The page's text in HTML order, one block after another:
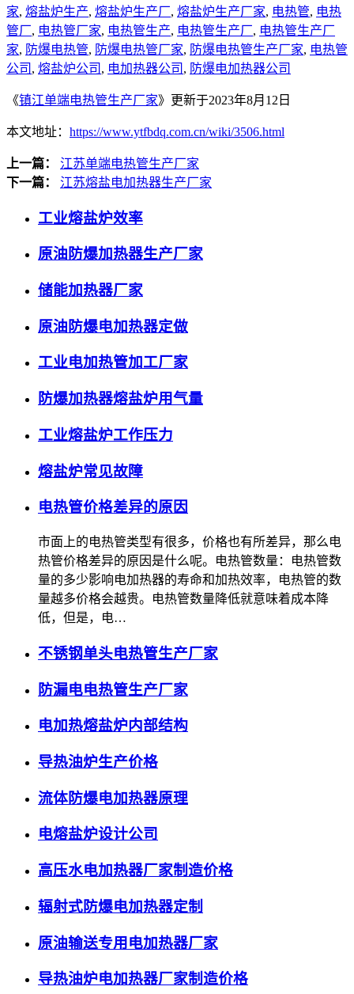
家, 熔盐炉生产, 熔盐炉生产厂, 熔盐炉生产厂家, 电热管, 电热
管厂, 电热管厂家, 电热管生产, 电热管生产厂, 电热管生产厂
家, 防爆电热管, 防爆电热管厂家, 防爆电热管生产厂家, 电热管
公司 , 熔盐炉公司 , 电加热器公司 , 防爆电加热器公司
《镇江单端电热管生产厂家》更新于2023年8月12日
本文地址： https://www.ytfbdq.com.cn/wiki/3506.html
上一篇：
江苏单端电热管生产厂家
下一篇：
江苏熔盐电加热器生产厂家
工业熔盐炉效率
原油防爆加热器生产厂家
储能加热器厂家
原油防爆电加热器定做
工业电加热管加工厂家
防爆加热器熔盐炉用气量
工业熔盐炉工作压力
熔盐炉常见故障
电热管价格差异的原因
市面上的电热管类型有很多，价格也有所差异，那么电
热管价格差异的原因是什么呢。电热管数量：电热管数
量的多少影响电加热器的寿命和加热效率，电热管的数
量越多价格会越贵。电热管数量降低就意味着成本降
低，但是，电…
不锈钢单头电热管生产厂家
防漏电电热管生产厂家
电加热熔盐炉内部结构
导热油炉生产价格
流体防爆电加热器原理
电熔盐炉设计公司
高压水电加热器厂家制造价格
辐射式防爆电加热器定制
原油输送专用电加热器厂家
导热油炉电加热器厂家制造价格